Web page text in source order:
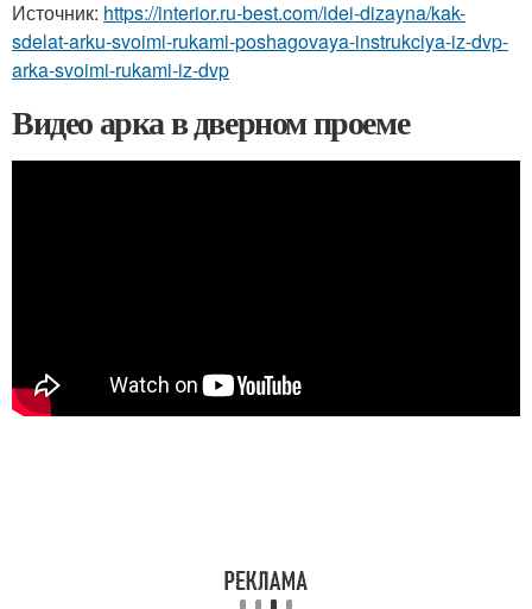
Источник: https://interior.ru-best.com/idei-dizayna/kak-
sdelat-arku-svoimi-rukami-poshagovaya-instrukciya-iz-dvp-
arka-svoimi-rukami-iz-dvp
Видео арка в дверном проеме